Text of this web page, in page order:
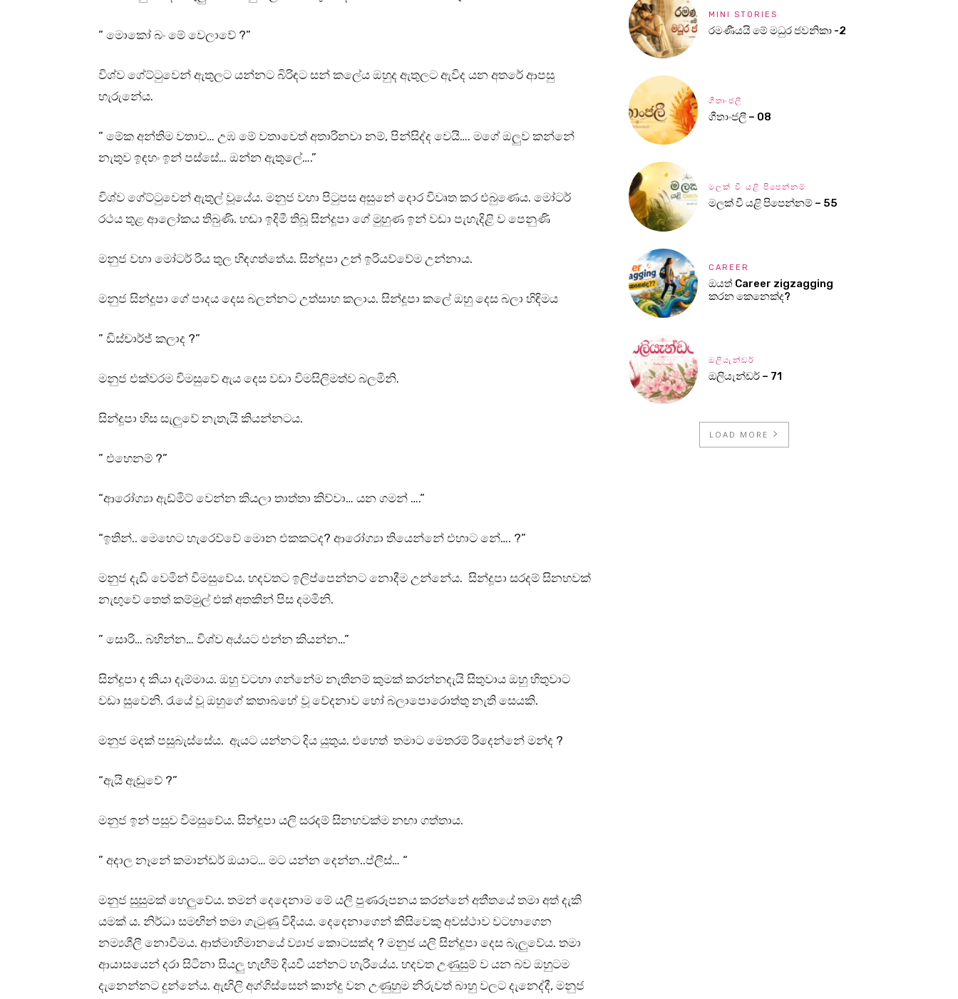
” මොකෝ බං මේ වෙලාවේ ?”
විශ්ව ගේට්ටුවෙන් ඇතුලට යන්නට බිරිඳට සන් කලේය ඔහුද ඇතුලට ඇවිද යන අතරේ ආපසු
හැරුනේය.
” මේක අන්තිම වතාව… උඹ මේ වතාවෙත් අතාරිනවා නම්, පින්සිද්ද වෙයි…. මගේ ඔලුව කන්නේ
නැතුව ඉඳහං ඉන් පස්සේ… ඔන්න ඇතුලේ….”
විශ්ව ගේට්ටුවෙන් ඇතුල් වූයේය. මනුජ වහා පිටුපස අසුනේ දොර විවෘත කර එබුණෙය. මෝටර්
රථය තුළ ආලෝකය තිබුණි. හඬා ඉදිමී තිබූ සින්දූපා ගේ මුහුණ ඉන් වඩා පැහැදිළි ව පෙනුණි
මනුජ වහා මෝටර් රිය තුල හිඳගත්තේය. සින්දූපා උන් ඉරියව්වේම උන්නාය.
මනුජ සින්දූපා ගේ පාදය දෙස බලන්නට උත්සාහ කලාය. සින්දූපා කලේ ඔහු දෙස බලා හිඳිමය
” ඩිස්චාර්ජ් කලාද ?”
මනුජ එක්වරම විමසුවේ ඇය දෙස වඩා විමසිලිමත්ව බලමිනි.
සින්දූපා හිස සැලුවේ නැතැයි කියන්නටය.
” එහෙනම් ?”
“ආරෝග්‍යා ඇඩ්මිට් වෙන්න කියලා තාත්තා කිව්වා… යන ගමන් ….”
“ඉතින්.. මෙහෙට හැරෙව්වේ මොන එකකටද? ආරෝග්‍යා තියෙන්නේ එහාට නේ…. ?”
මනුජ දැඩි වෙමින් විමසුවේය. හදවතට ඉලිප්පෙන්නට නොදීම උන්නේය. සින්දූපා සරදම් සිනහවක්
නැඟුවේ තෙත් කම්මුල් එක් අතකින් පිස දමමිනි.
” සොරි… බහින්න… විශ්ව අය්යට එන්න කියන්න…”
සින්දූපා ද කියා දැම්මාය. ඔහු වටහා ගන්නේම නැතිනම් කුමක් කරන්නදැයි සිතුවාය ඔහු හිතුවාට
වඩා සුවෙනි. රැයේ වූ ඔහුගේ කතාබහේ වූ වේදනාව හෝ බලාපොරොත්තු නැති සෙයකි.
මනුජ මදක් පසුබැස්සේය. ඇයට යන්නට දිය යුතුය. එහෙත් තමාට මෙතරම් රිදෙන්නේ මන්ද ?
“ඇයි ඇඬුවේ ?”
මනුජ ඉන් පසුව විමසුවේය. සින්දූපා යලි සරදම් සිනහවක්ම නඟා ගත්තාය.
” අදාල නෑනේ කමාන්ඩර් ඔයාට… මට යන්න දෙන්න..ප්ලීස්… “
මනුජ සුසුමක් හෙලුවේය. තමන් දෙදෙනාම මේ යලි පුණරූපනය කරන්නේ අතීතයේ තමා අත් දැකි
යමක් ය. නිර්ධා සමඟින් තමා ගැටුණු විදියය. දෙදෙනාගෙන් කිසිවෙකු අවස්ථාව වටහාගෙන
නම්‍යශීලී නොවීමය. ආත්මාභිමානයේ ව්‍යාජ කොටසක්ද ? මනුජ යලි සින්දූපා දෙස බැලුවේය. තමා
ආයාසයෙන් දරා සිටිනා සියලු හැඟීම් දියවී යන්නට හැරියේය. හදවත උණුසුම් ව යන බව ඔහුටම
දැනෙන්නට දුන්නේය. ඇඟිලි අග්ගිස්සෙන් කාන්දු වන උණුහුම නිරුවත් බාහු වලට දැනෙද්දී, මනුජ
MINI STORIES
රමණීයයි මේ මධුර ජවනිකා -2
ගීතාංජලී
ගීතාංජලී – 08
මලක් වී යළි පිපෙන්නම්
මලක් වී යළි පිපෙන්නම් – 55
CAREER
ඔයත් Career zigzagging
කරන කෙනෙක්ද?
ඔලියැන්ඩර්
ඔලියැන්ඩර් – 71
LOAD MORE